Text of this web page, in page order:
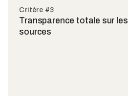
Critère #3
Transparence totale sur les
sources